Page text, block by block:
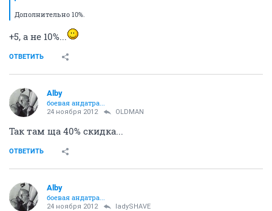
Дополнительно 10%.
+5, а не 10%...
ОТВЕТИТЬ
Alby
боевая андатра...
24 ноября 2012 OLDMAN
Так там ща 40% скидка...
ОТВЕТИТЬ
Alby
боевая андатра...
24 ноября 2012 ladySHAVE